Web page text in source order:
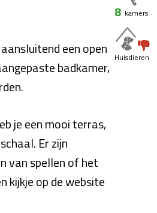
een open
badkamer,
je een mooi terras,
Er zijn
van spellen of het
kijkje op de website
8 kamers
Huisdieren